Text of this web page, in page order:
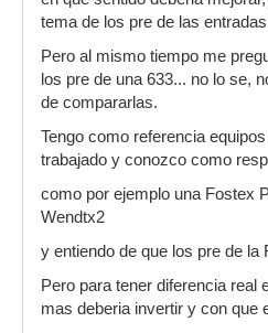
tema de los pre de las
Pero al mismo tiempo me
los pre de una 633... no lo se,
de compararlas.
Tengo como referencia
trabajado y conozco como
como por ejemplo una Fostex
Wendtx2
y entiendo de que los pre de la
Pero para tener diferencia real
mas deberia invertir y con que